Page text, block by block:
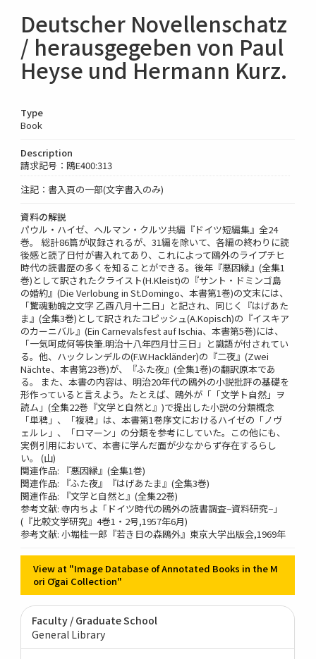
Deutscher Novellenschatz
/ herausgegeben von Paul
Heyse und Hermann Kurz.
Type
Book
Description
請求記号：鴎E400:313
注記：書入頁の一部(文字書入のみ)
資料の解説
パウル・ハイゼ、ヘルマン・クルツ共編『ドイツ短編集』全24
巻。 総計86篇が収録されるが、31編を除いて、各編の終わりに読
後感と読了日付が書入れてあり、これによって鴎外のライプチヒ
時代の読書歴の多くを知ることができる。後年『悪因縁』(全集1
巻)として訳されたクライスト(H.Kleist)の『サント・ドミンゴ島
の婚約』(Die Verlobung in St.Domingo、本書第1巻)の文末には、
「驚魂動魄之文字 乙酉八月十二日」と記され、同じく『はげあた
ま』(全集3巻)として訳されたコピッシュ(A.Kopisch)の『イスキア
のカーニバル』(Ein Carnevalsfest auf Ischia、本書第5巻)には、
「一気呵成何等快筆.明治十八年四月廿三日」と識語が付されてい
る。他、ハックレンデルの(F.W.Hackländer)の『二夜』(Zwei
Nächte、本書第23巻)が、『ふた夜』(全集1巻)の翻訳原本であ
る。 また、本書の内容は、明治20年代の鴎外の小説批評の基礎を
形作っていると言えよう。たとえば、鴎外が「「文学ト自然」ヲ
読ム」(全集22巻『文学と自然と』)で提出した小説の分類概念
「単稗」、「複稗」は、本書第1巻序文におけるハイゼの「ノヴ
ェルレ」、「ロマーン」の分類を参考にしていた。この他にも、
実例引用において、本書に学んだ面が少なからず存在するらし
い。 (山)
関連作品: 『悪因縁』(全集1巻)
関連作品: 『ふた夜』『はげあたま』(全集3巻)
関連作品: 『文学と自然と』(全集22巻)
参考文献: 寺内ちよ「ドイツ時代の鴎外の読書調査−資料研究−」
(『比較文学研究』4巻1・2号,1957年6月)
参考文献: 小堀桂一郎『若き日の森鴎外』東京大学出版会,1969年
View at "Image Database of Annotated Books in the M
ori Ōgai Collection"
Faculty / Graduate School
General Library